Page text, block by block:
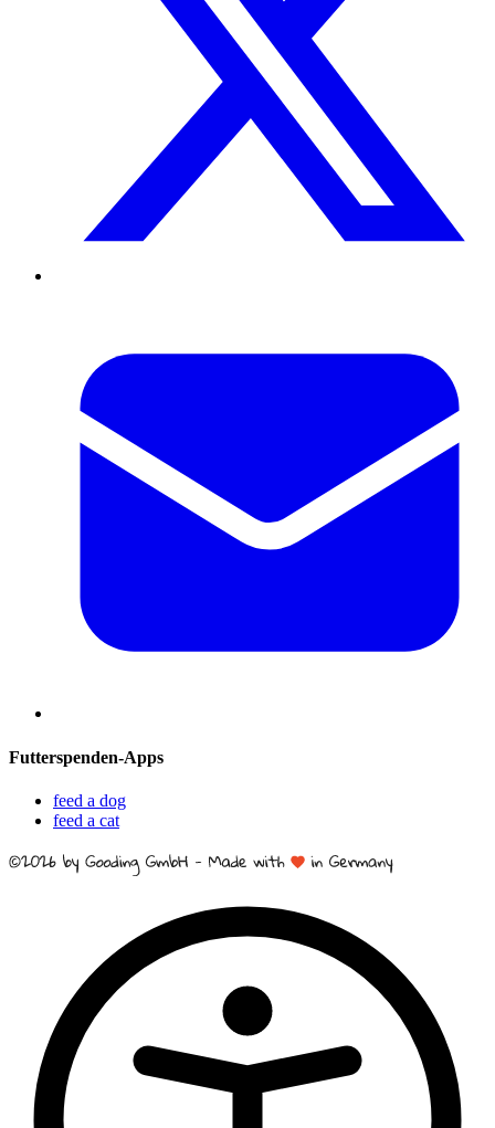
Futterspenden-Apps
feed a dog
feed a cat